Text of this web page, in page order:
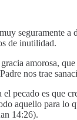
seguramente
de inutilidad.
amorosa,
nos trae
pecado es que
aquello para lo
14:26).